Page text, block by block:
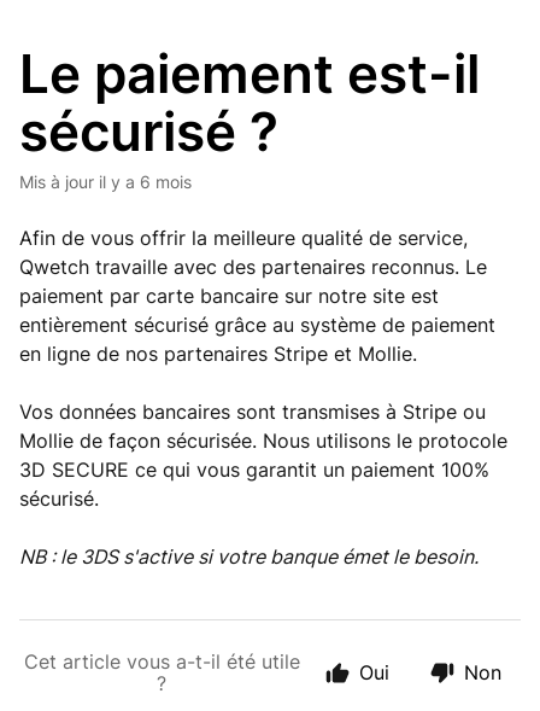
Le paiement est-il
sécurisé ?
Mis à jour il y a 6 mois
Afin de vous offrir la meilleure qualité de service,
Qwetch travaille avec des partenaires reconnus. Le
paiement par carte bancaire sur notre site est
entièrement sécurisé grâce au système de paiement
en ligne de nos partenaires Stripe et Mollie.
Vos données bancaires sont transmises à Stripe ou
Mollie de façon sécurisée. Nous utilisons le protocole
3D SECURE ce qui vous garantit un paiement 100%
sécurisé.
NB : le 3DS s'active si votre banque émet le besoin.
Cet article vous a-t-il été utile
?
Oui Non